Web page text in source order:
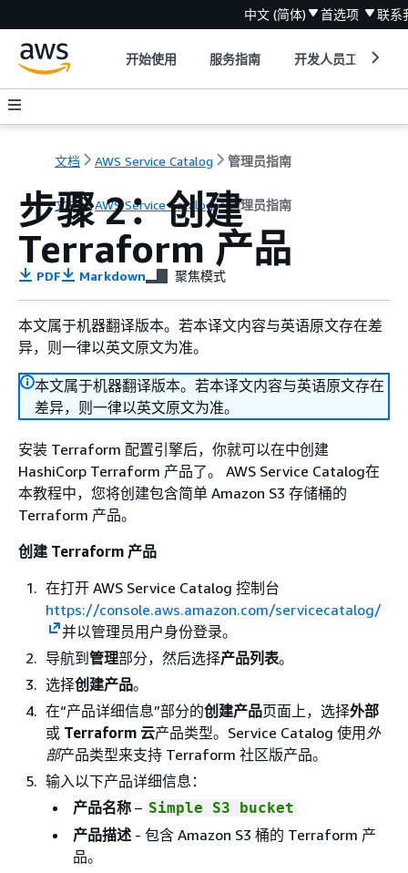
中文 (简体) 首选项 联系
开始使用 服务指南 开发人员工具
文档 AWS Service Catalog 管理员指南
文档 AWS Service Catalog 管理员指南
步骤 2：创建
Terraform 产品
PDF Markdown 聚焦模式
本文属于机器翻译版本。若本译文内容与英语原文存在差
异，则一律以英文原文为准。
本文属于机器翻译版本。若本译文内容与英语原文存在
差异，则一律以英文原文为准。
安装 Terraform 配置引擎后，你就可以在中创建
HashiCorp Terraform 产品了。 AWS Service Catalog在
本教程中，您将创建包含简单 Amazon S3 存储桶的
Terraform 产品。
创建 Terraform 产品
在打开 AWS Service Catalog 控制台
https://console.aws.amazon.com/servicecatalog/
并以管理员用户身份登录。
导航到 管理部分，然后选择产品列表。
选择创建产品。
在“产品详细信息”部分的创建产品页面上，选择外部
或 Terraform 云产品类型。Service Catalog 使用 外
部产品类型来支持 Terraform 社区版产品。
输入以下产品详细信息：
产品名称 – Simple S3 bucket
产品描述 - 包含 Amazon S3 桶的 Terraform 产
品。